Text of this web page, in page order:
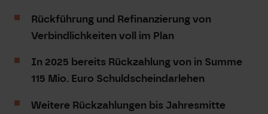
Rückführung und Refinanzierung von
Verbindlichkeiten voll im Plan
In 2025 bereits Rückzahlung von in Summe
115 Mio. Euro Schuldscheindarlehen
Weitere Rückzahlungen bis Jahresmitte